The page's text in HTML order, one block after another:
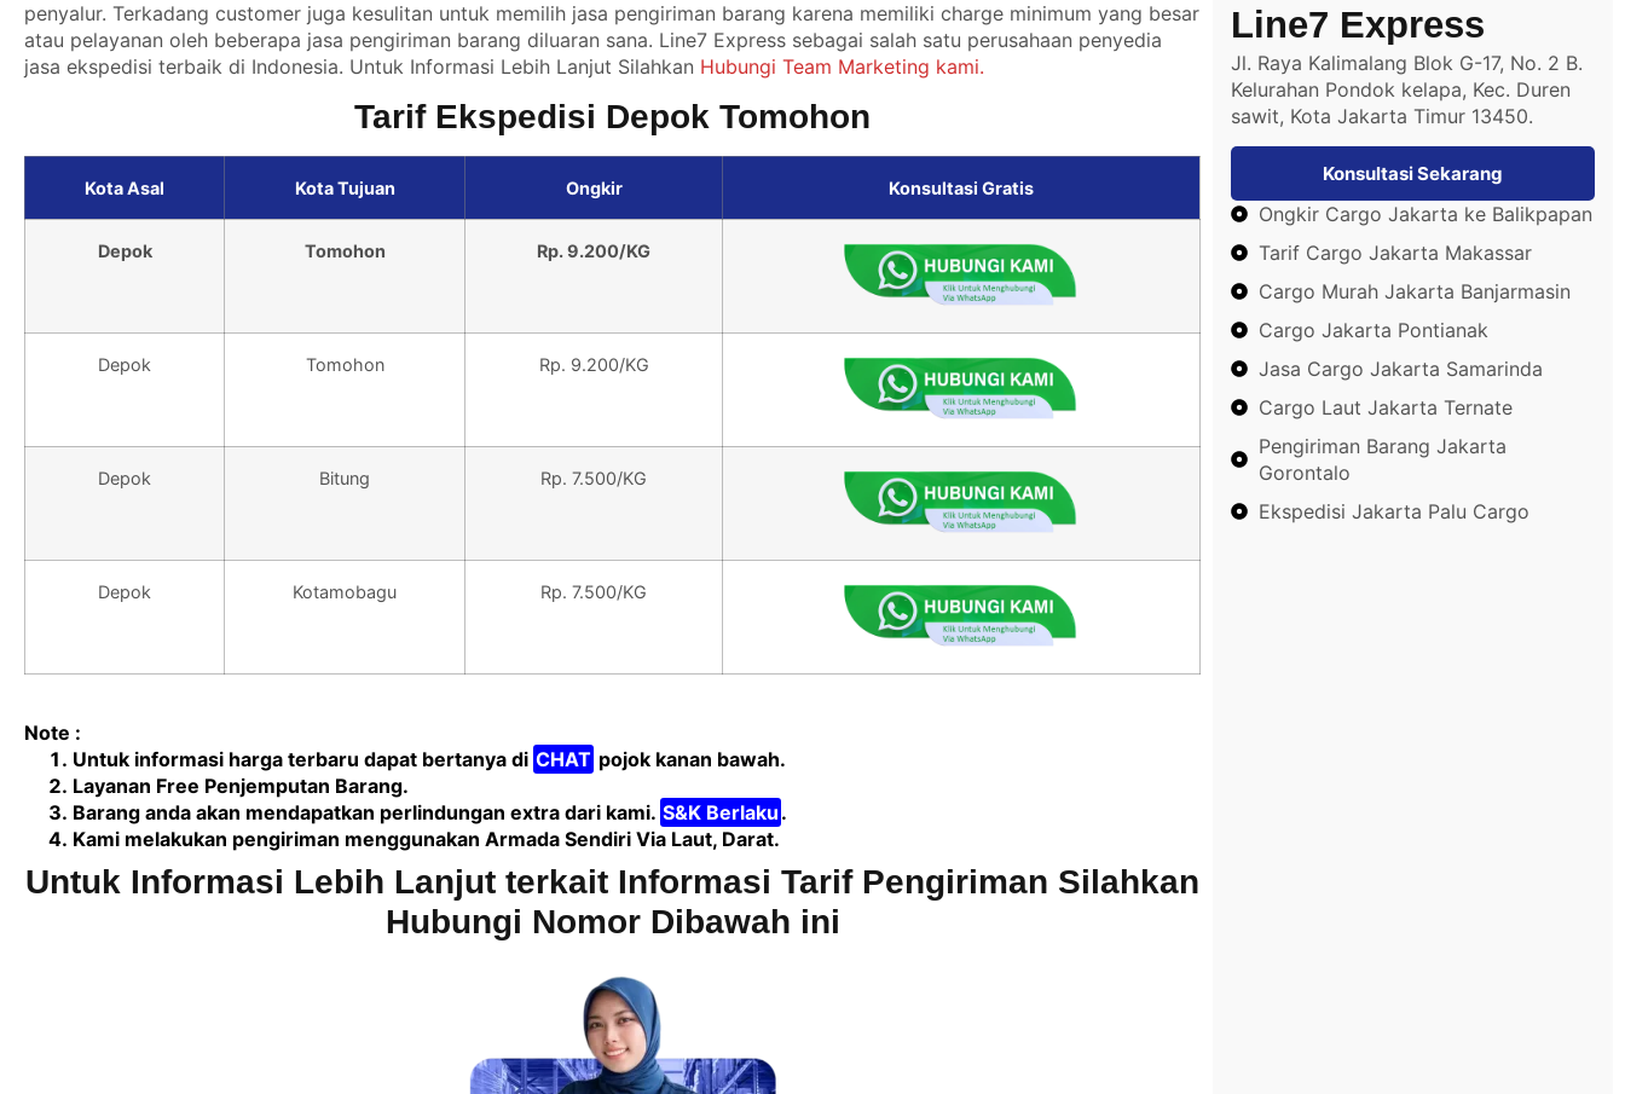
penyalur. Terkadang customer juga kesulitan untuk memilih jasa pengiriman barang karena memiliki charge minimum yang besar
atau pelayanan oleh beberapa jasa pengiriman barang diluaran sana. Line7 Express sebagai salah satu perusahaan penyedia
jasa ekspedisi terbaik di Indonesia. Untuk Informasi Lebih Lanjut Silahkan Hubungi Team Marketing kami.
Tarif Ekspedisi Depok Tomohon
Kota Asal Kota Tujuan Ongkir Konsultasi Gratis
Depok Tomohon Rp. 9.200/KG
Depok Tomohon Rp. 9.200/KG
Depok Bitung Rp. 7.500/KG
Depok Kotamobagu Rp. 7.500/KG
Note :
Untuk informasi harga terbaru dapat bertanya di CHAT pojok kanan bawah.
Layanan Free Penjemputan Barang.
Barang anda akan mendapatkan perlindungan extra dari kami. S&K Berlaku .
Kami melakukan pengiriman menggunakan Armada Sendiri Via Laut, Darat.
Untuk Informasi Lebih Lanjut terkait Informasi Tarif Pengiriman Silahkan
Hubungi Nomor Dibawah ini
Line7 Express
Jl. Raya Kalimalang Blok G-17, No. 2 B.
Kelurahan Pondok kelapa, Kec. Duren
sawit, Kota Jakarta Timur 13450.
Konsultasi Sekarang
Ongkir Cargo Jakarta ke Balikpapan
Tarif Cargo Jakarta Makassar
Cargo Murah Jakarta Banjarmasin
Cargo Jakarta Pontianak
Jasa Cargo Jakarta Samarinda
Cargo Laut Jakarta Ternate
Pengiriman Barang Jakarta
Gorontalo
Ekspedisi Jakarta Palu Cargo